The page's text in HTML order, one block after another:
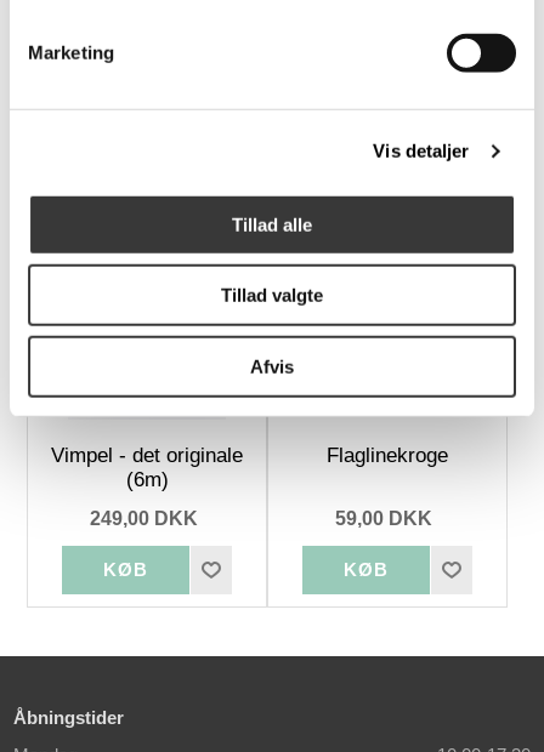
Marketing
Vis detaljer
Tillad alle
Tillad valgte
Afvis
399,00 DKK
Flere
Varianter
Vimpel - det originale
(6m)
249,00 DKK
Flaglinekroge
59,00 DKK
Åbningstider